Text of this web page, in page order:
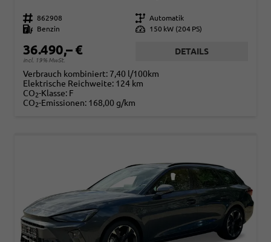
Fahrzeugnr. 862908 Getriebe Automatik
Kraftstoff
Benzin Leistung 150 kW (204 PS)
36.490,– €
incl. 19% MwSt.
DETAILS
Verbrauch kombiniert: 7,40 l/100km
Elektrische Reichweite: 124 km
CO2-Klasse: F
CO2-Emissionen: 168,00 g/km